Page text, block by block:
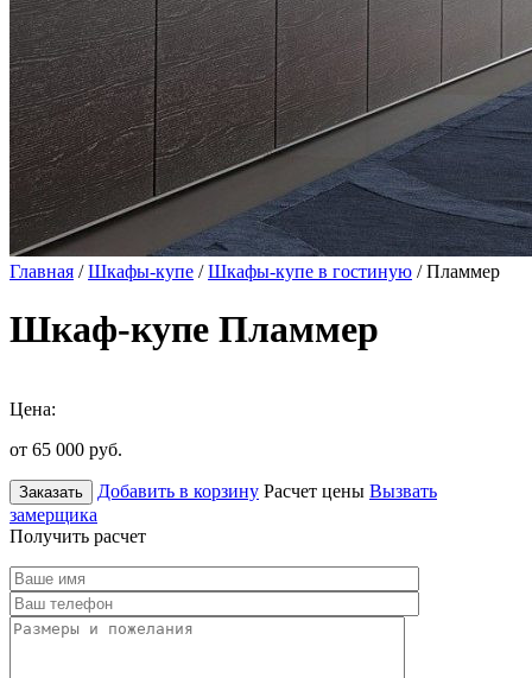
Главная /Шкафы-купе /Шкафы-купе в гостиную / Пламмер
Шкаф-купе Пламмер
Цена:
от 65 000 руб.
Заказать Добавить в корзину Расчет цены Вызвать
замерщика
Получить расчет